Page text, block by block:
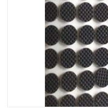
佛橡胶泡棉